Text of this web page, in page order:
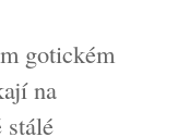
gotickém
na
stálé